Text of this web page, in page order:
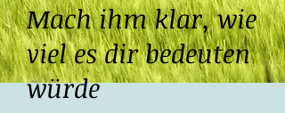
Mach ihm klar, wie
viel es dir bedeuten
würde